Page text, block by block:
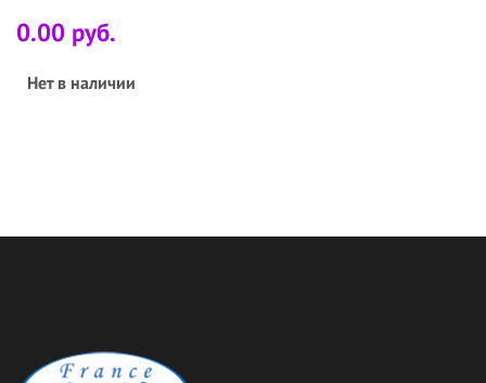
0.00 руб.
Нет в наличии